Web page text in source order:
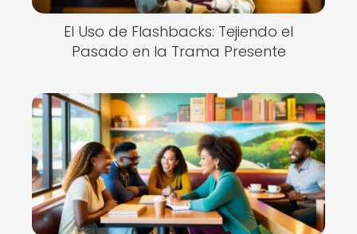
El Uso de Flashbacks: Tejiendo el
Pasado en la Trama Presente